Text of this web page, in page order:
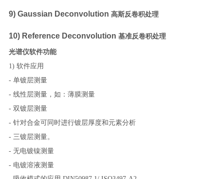
9) Gaussian Deconvolution 高斯反卷积处理
10) Reference Deconvolution 基准反卷积处理
光谱仪软件功能
1) 软件应用
- 单镀层测量
- 线性层测量，如：薄膜测量
- 双镀层测量
- 针对合金可同时进行镀层厚度和元素分析
- 三镀层测量。
- 无电镀镍测量
- 电镀溶液测量